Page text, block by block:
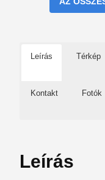
Leírás Térkép
Kontakt Fotók
Leírás